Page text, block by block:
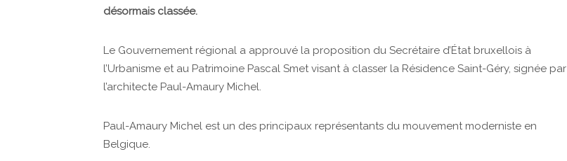
désormais classée.
Le Gouvernement régional a approuvé la proposition du Secrétaire d’État bruxellois à
l’Urbanisme et au Patrimoine Pascal Smet visant à classer la Résidence Saint-Géry, signée par
l’architecte Paul-Amaury Michel.
Paul-Amaury Michel est un des principaux représentants du mouvement moderniste en
Belgique.